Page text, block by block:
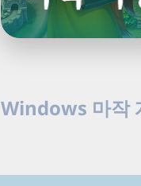
Windows 마작